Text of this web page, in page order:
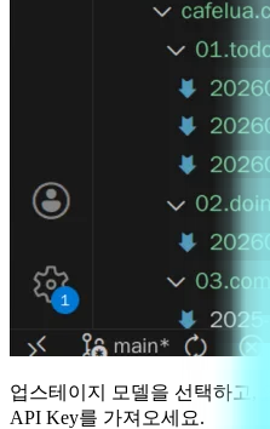
업스테이지 모델을 선택하고,
API Key를 가져오세요.